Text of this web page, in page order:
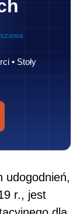
• Stoły
udogodnień,
r., jest